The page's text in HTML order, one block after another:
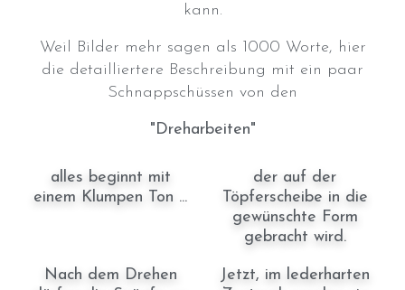
kann.
Weil Bilder mehr sagen als 1000 Worte, hier
die detailliertere Beschreibung mit ein paar
Schnappschüssen von den
"Dreharbeiten"
alles beginnt mit
einem Klumpen Ton ...
der auf der
Töpferscheibe in die
gewünschte Form
gebracht wird.
Nach dem Drehen
Jetzt, im lederharten